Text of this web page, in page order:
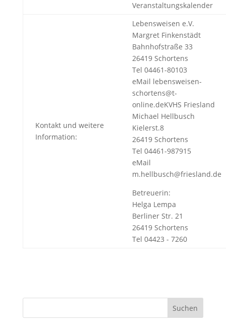
Veranstaltungskalender
Kontakt und weitere
Information:
Lebensweisen e.V.
Margret Finkenstädt
Bahnhofstraße 33
26419 Schortens
Tel 04461-80103
eMail lebensweisen-
schortens@t-
online.deKVHS Friesland
Michael Hellbusch
Kielerst.8
26419 Schortens
Tel 04461-987915
eMail
m.hellbusch@friesland.de
Betreuerin:
Helga Lempa
Berliner Str. 21
26419 Schortens
Tel 04423 - 7260